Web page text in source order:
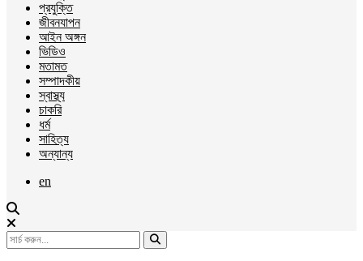
প্রযুক্তি
জীবনযাপন
আইন অঙ্গন
ভিডিও
মতামত
সম্পাদকীয়
স্বাস্থ্য
চাকরি
ধর্ম
সাহিত্য
অন্যান্য
en